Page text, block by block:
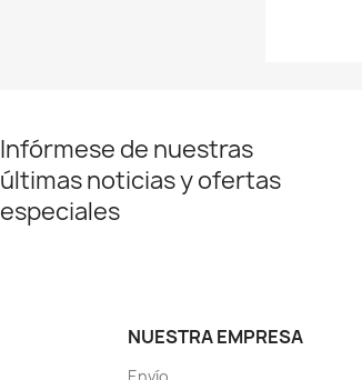
Infórmese de nuestras
últimas noticias y ofertas
especiales
NUESTRA EMPRESA